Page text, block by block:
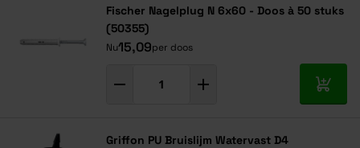
Fischer Nagelplug N 6x60 - Doos à 50 stuks
(50355)
Nu15,09per doos
In
Griffon PU Bruislijm Watervast D4